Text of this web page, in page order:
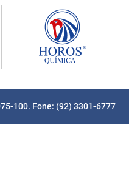
100. Fone: (92) 3301-6777